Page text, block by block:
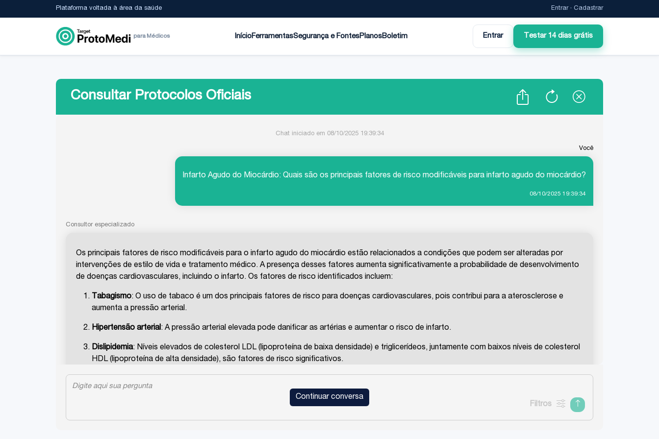
Plataforma voltada à área da saúde Entrar· Cadastrar
para Médicos InícioFerramentasSegurança e FontesPlanosBoletim Entrar Testar 14 dias grátis
Consultar Protocolos Oficiais
Chat iniciado em 08/10/2025 19:39:34
Você
Infarto Agudo do Miocárdio: Quais são os principais fatores de risco modificáveis para infarto agudo do miocárdio?
08/10/2025 19:39:34
Consultor especializado
Os principais fatores de risco modificáveis para o infarto agudo do miocárdio estão relacionados a condições que podem ser alteradas por
intervenções de estilo de vida e tratamento médico. A presença desses fatores aumenta significativamente a probabilidade de desenvolvimento
de doenças cardiovasculares, incluindo o infarto. Os fatores de risco identificados incluem:
Tabagismo: O uso de tabaco é um dos principais fatores de risco para doenças cardiovasculares, pois contribui para a aterosclerose e
aumenta a pressão arterial.
Hipertensão arterial: A pressão arterial elevada pode danificar as artérias e aumentar o risco de infarto.
Dislipidemia: Níveis elevados de colesterol LDL (lipoproteína de baixa densidade) e triglicerídeos, juntamente com baixos níveis de colesterol
HDL (lipoproteína de alta densidade), são fatores de risco significativos.
: Ter um histórico familiar de infarto em homens com menos de 55 anos e mulheres
Continuar conversa
Filtros